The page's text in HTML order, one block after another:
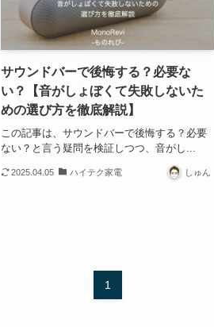
サウンドバーで後悔する？必要な
い？【音がしょぼくて失敗しないた
めの選び方を徹底解説】
この記事は、サウンドバーで後悔する？必要
ない？と言う疑問を検証しつつ、音がし...
2025.04.05 ハイテク家電 しゅん
1